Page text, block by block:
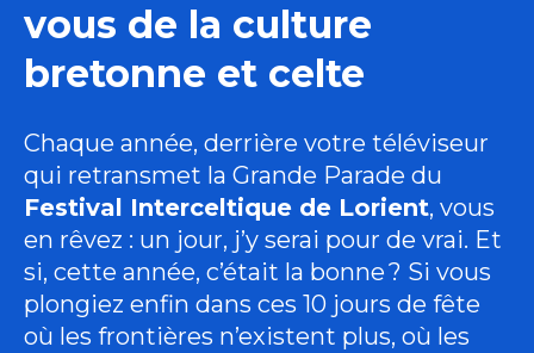
vous de la culture
bretonne et celte
Chaque année, derrière votre téléviseur
qui retransmet la Grande Parade du
Festival Interceltique de Lorient, vous
en rêvez : un jour, j’y serai pour de vrai. Et
si, cette année, c’était la bonne ? Si vous
plongiez enfin dans ces 10 jours de fête
où les frontières n’existent plus, où les